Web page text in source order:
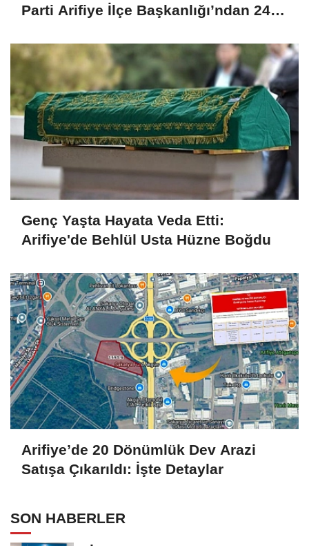
Parti Arifiye İlçe Başkanlığı’ndan 24
Genç Yaşta Hayata Veda Etti:
Arifiye'de Behlül Usta Hüzne Boğdu
Arifiye’de 20 Dönümlük Dev Arazi
Satışa Çıkarıldı: İşte Detaylar
SON HABERLER